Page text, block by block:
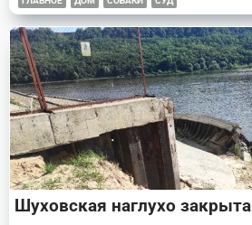
Шуховская наглухо закрыта